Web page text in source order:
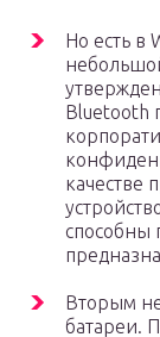
Но есть в
Bluetooth
качестве
способны
Вторым
батареи.